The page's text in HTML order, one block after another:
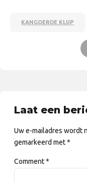
KANGOEROE KLUP
Laat een
Uw e-mailadres wordt
gemarkeerd met *
Comment*